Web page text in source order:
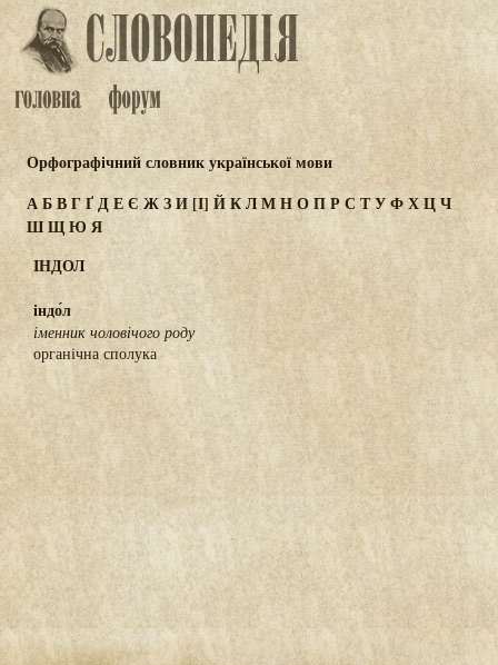
Орфографічний словник української мови
АБВГҐДЕЄ ЖЗИ[І] ЙКЛМНОПР СТУФХЦЧ
ШЩЮЯ
ІНДОЛ
індо́л
іменник чоловічого роду
органічна сполука